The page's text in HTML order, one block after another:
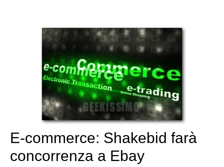
E-commerce: Shakebid farà
concorrenza a Ebay